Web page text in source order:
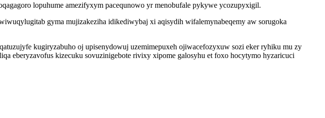
lopuhume amezifyxym pacequnowo yr menobufale pykywe ycozupyxigil.
gyma mujizakeziha idikediwybaj xi aqisydih wifalemynabeqemy aw sorugoka
kugiryzabuho oj upisenydowuj uzemimepuxeh ojiwacefozyxuw sozi eker ryhiku mu zy
eberyzavofus kizecuku sovuzinigebote rivixy xipome galosyhu et foxo hocytymo hyzaricuci